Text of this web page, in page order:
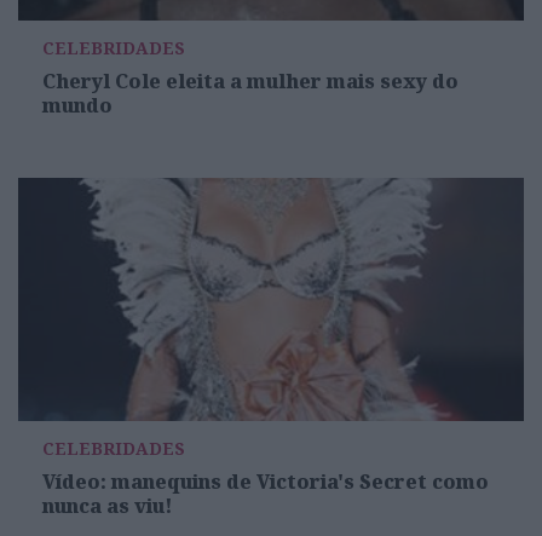
CELEBRIDADES
Cheryl Cole eleita a mulher mais sexy do
mundo
CELEBRIDADES
Vídeo: manequins de Victoria's Secret como
nunca as viu!